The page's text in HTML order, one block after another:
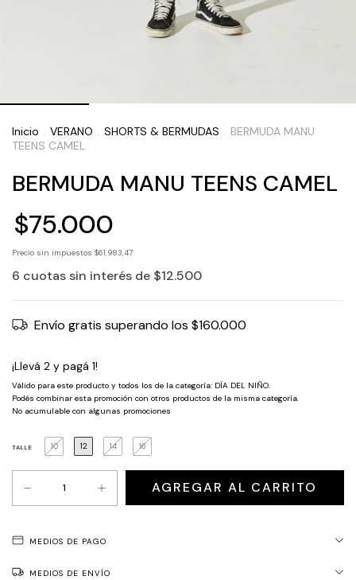
Inicio . VERANO . SHORTS & BERMUDAS . BERMUDA MANU
TEENS CAMEL
BERMUDA MANU TEENS CAMEL
$75.000
6 cuotas sin interés de $12.500
Precio sin impuestos $61.983,47
Envío gratis superando los $160.000
¡Llevá 2 y pagá 1!
Válido para este producto y todos los de la categoría: DÍA DEL NIÑO.
Podés combinar esta promoción con otros productos de la misma categoría.
No acumulable con algunas promociones
TALLE 10 12 14 16
MEDIOS DE PAGO
MEDIOS DE ENVÍO